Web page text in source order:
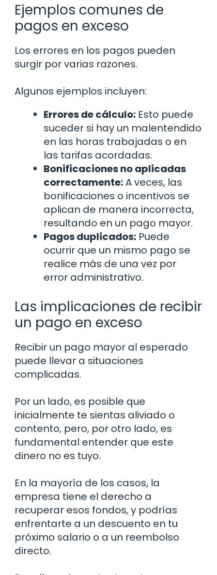
Ejemplos comunes de
pagos en exceso
Los errores en los pagos pueden
surgir por varias razones.
Algunos ejemplos incluyen:
Errores de cálculo: Esto puede
suceder si hay un malentendido
en las horas trabajadas o en
las tarifas acordadas.
Bonificaciones no aplicadas
correctamente:A veces, las
bonificaciones o incentivos se
aplican de manera incorrecta,
resultando en un pago mayor.
Pagos duplicados: Puede
ocurrir que un mismo pago se
realice más de una vez por
error administrativo.
Las implicaciones de recibir
un pago en exceso
Recibir un pago mayor al esperado
puede llevar a situaciones
complicadas.
Por un lado, es posible que
inicialmente te sientas aliviado o
contento, pero, por otro lado, es
fundamental entender que este
dinero no es tuyo.
En la mayoría de los casos, la
empresa tiene el derecho a
recuperar esos fondos, y podrías
enfrentarte a un descuento en tu
próximo salario o a un reembolso
directo.